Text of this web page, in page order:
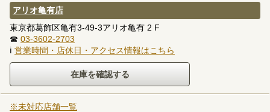
アリオ亀有店
東京都葛飾区亀有3-49-3アリオ亀有 2 F
☎ 03-3602-2703
ℹ 営業時間・店休日・アクセス情報はこちら
※未対応店舗一覧